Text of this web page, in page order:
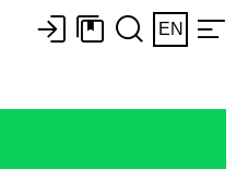
EN